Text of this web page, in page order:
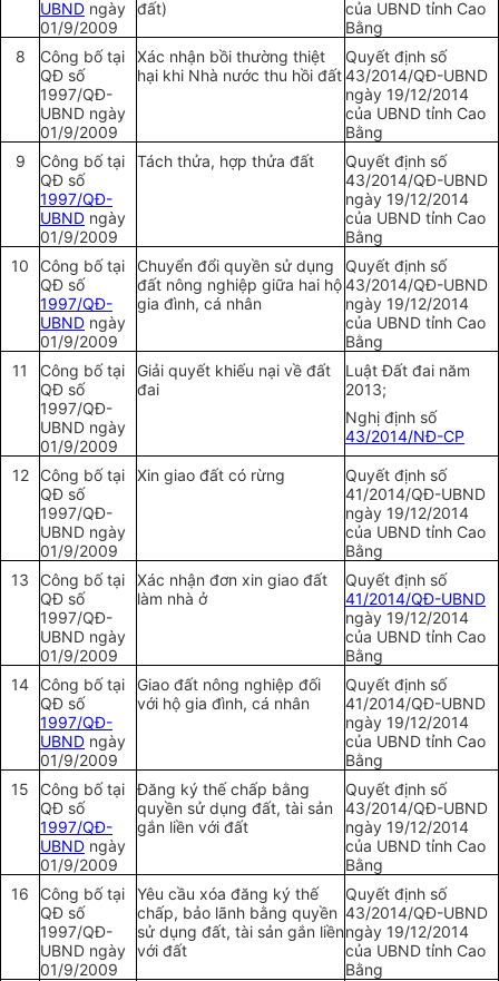
UBND ngày
01/9/2009
đất) của UBND tỉnh Cao
Bằng
8
Công bố tại
QĐ số
1997/QĐ-
UBND ngày
01/9/2009
Xác nhận bồi thường thiệt
hại khi Nhà nước thu hồi đất
Quyết định số
43/2014/QĐ-UBND
ngày 19/12/2014
của UBND tỉnh Cao
Bằng
9
Công bố tại
QĐ số
1997/QĐ-
UBND ngày
01/9/2009
Tách thửa, hợp thửa đất
Quyết định số
43/2014/QĐ-UBND
ngày 19/12/2014
của UBND tỉnh Cao
Bằng
10
Công bố tại
QĐ số
1997/QĐ-
UBND ngày
01/9/2009
Chuyển đổi quyền sử dụng
đất nông nghiệp giữa hai hộ
gia đình, cá nhân
Quyết định số
43/2014/QĐ-UBND
ngày 19/12/2014
của UBND tỉnh Cao
Bằng
11
Công bố tại
QĐ số
1997/QĐ-
UBND ngày
01/9/2009
Giải quyết khiếu nại về đất
đai
Luật Đất đai năm
2013;
Nghị định số
43/2014/NĐ-CP
12
Công bố tại
QĐ số
1997/QĐ-
UBND ngày
01/9/2009
Xin giao đất có rừng
Quyết định số
41/2014/QĐ-UBND
ngày 19/12/2014
của UBND tỉnh Cao
Bằng
13
Công bố tại
QĐ số
1997/QĐ-
UBND ngày
01/9/2009
Xác nhận đơn xin giao đất
làm nhà ở
Quyết định số
41/2014/QĐ-UBND
ngày 19/12/2014
của UBND tỉnh Cao
Bằng
14
Công bố tại
QĐ số
1997/QĐ-
UBND ngày
01/9/2009
Giao đất nông nghiệp đối
với hộ gia đình, cá nhân
Quyết định số
41/2014/QĐ-UBND
ngày 19/12/2014
của UBND tỉnh Cao
Bằng
15
Công bố tại
QĐ số
1997/QĐ-
UBND ngày
01/9/2009
Đăng ký thế chấp bằng
quyền sử dụng đất, tài sản
gắn liền với đất
Quyết định số
43/2014/QĐ-UBND
ngày 19/12/2014
của UBND tỉnh Cao
Bằng
16
Công bố tại
QĐ số
1997/QĐ-
UBND ngày
01/9/2009
Yêu cầu xóa đăng ký thế
chấp, bảo lãnh bằng quyền
sử dụng đất, tài sản gắn liền
với đất
Quyết định số
43/2014/QĐ-UBND
ngày 19/12/2014
của UBND tỉnh Cao
Bằng